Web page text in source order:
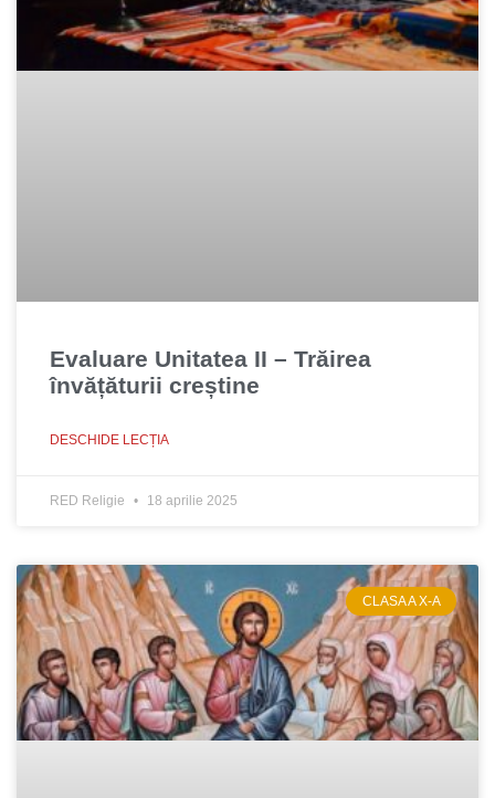
Evaluare Unitatea II – Trăirea
învățăturii creștine
DESCHIDE LECȚIA
RED Religie 18 aprilie 2025
CLASA A X-A